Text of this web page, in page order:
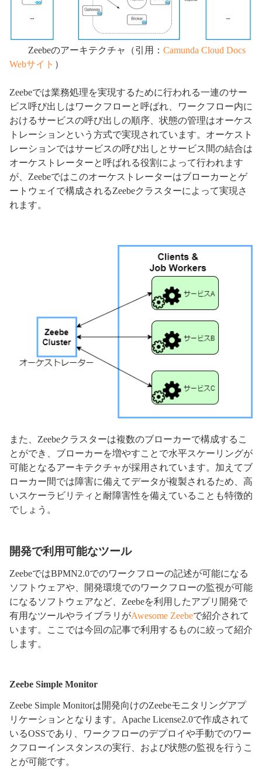
Zeebeのアーキテクチャ（引用： Camunda Cloud Docs
Webサイト ）
Zeebeでは業務処理を実現するために行われる一連のサー
ビス呼び出しはワークフローと呼ばれ、ワークフロー内に
おけるサービスの呼び出しの順序、状態の管理はオーケス
トレーションという方式で実現されています。オーケスト
レーションではサービスの呼び出しとサービス間の結合は
オーケストレーターと呼ばれる役割によって行われます
が、Zeebeではこのオーケストレーターはブローカーとゲ
ートウェイで構成されるZeebeクラスターによって実現さ
れます。
また、Zeebeクラスターは複数のブローカーで構成するこ
とができ、ブローカーを増やすことで水平スケーリングが
可能となるアーキテクチャが採用されています。加えてブ
ローカー間では障害に備えてデータが複製されるため、高
いスケーラビリティと耐障害性を備えていることも特徴的
でしょう。
開発で利用可能なツール
ZeebeではBPMN2.0でのワークフローの記述が可能になる
ソフトウェアや、開発環境でのワークフローの監視が可能
になるソフトウェアなど、Zeebeを利用したアプリ開発で
有用なツールやライブラリがAwesome Zeebeで紹介されて
います。ここでは今回の記事で利用するものに絞って紹介
します。
Zeebe Simple Monitor
Zeebe Simple Monitorは開発向けのZeebeモニタリングアプ
リケーションとなります。Apache License2.0で作成されて
いるOSSであり、ワークフローのデプロイや手動でのワー
クフローインスタンスの実行、および状態の監視を行うこ
とが可能です。